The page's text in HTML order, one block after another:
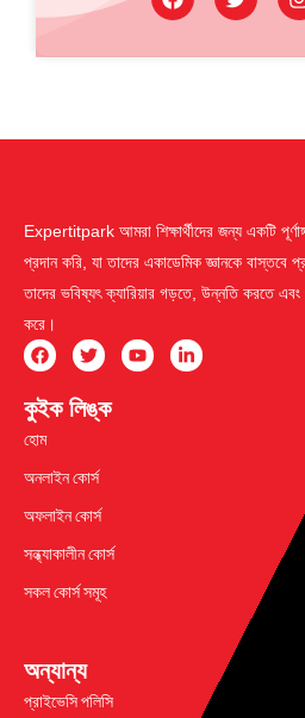
Expertitpark আমরা শিক্ষার্থীদের জন্য একটি
প্রদান করি, যা তাদের একাডেমিক জ্ঞানকে বাস্তবে
তাদের ভবিষ্যৎ ক্যারিয়ার গড়তে, উন্নতি করতে
করে।
কুইক লিঙ্ক
হোম
অনলাইন কোর্স
অফলাইন কোর্স
সন্ধ্যাকালীন কোর্স
সকল কোর্স সমূহ
অন্যান্য
প্রাইভেসি পলিসি